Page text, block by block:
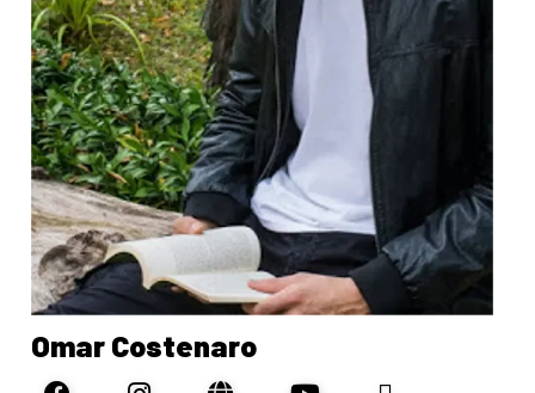
Omar Costenaro